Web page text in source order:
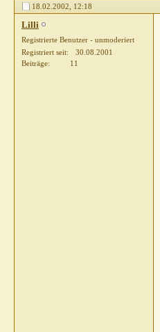
18.02.2002, 12:18
Lilli
Registrierte Benutzer - unmoderiert
Registriert seit
30.08.2001
Beiträge
11